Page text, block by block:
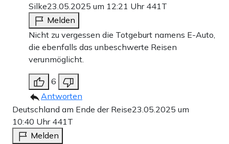
Silke23.05.2025 um 12:21 Uhr 441T
Melden
Nicht zu vergessen die Totgeburt namens E-Auto,
die ebenfalls das unbeschwerte Reisen
verunmöglicht.
6
Antworten
Deutschland am Ende der Reise23.05.2025 um
10:40 Uhr 441T
Melden